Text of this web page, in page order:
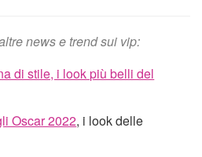
news e trend sui vip:
di stile, i look più belli del
Oscar 2022, i look delle